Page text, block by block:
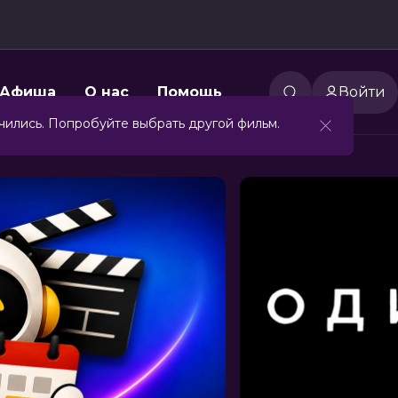
Афиша О нас Помощь Войти